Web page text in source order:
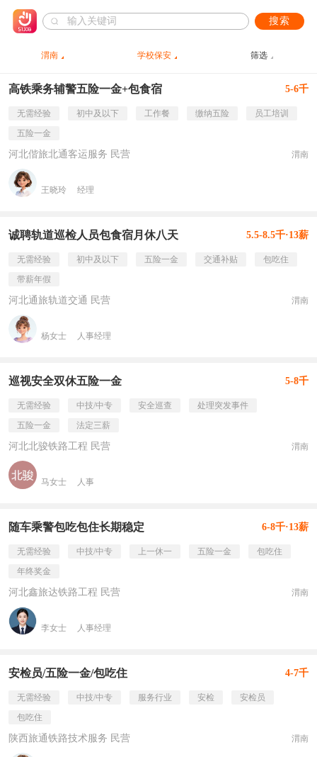
搜索
渭南 学校保安 筛选
高铁乘务辅警五险一金+包食宿 5-6千
无需经验 初中及以下 工作餐 缴纳五险
员工培训
五险一金
河北偕旅北通客运服务 民营 渭南
王晓玲 经理
诚聘轨道巡检人员包食宿月休八天 5.5-8.5千·13薪
无需经验 初中及以下 五险一金 交通补贴
包吃住
带薪年假
河北通旅轨道交通 民营 渭南
杨女士 人事经理
巡视安全双休五险一金 5-8千
无需经验 中技/中专 安全巡查
处理突发事件
五险一金
法定三薪
河北北骏铁路工程 民营 渭南
马女士 人事
随车乘警包吃包住长期稳定 6-8千·13薪
无需经验 中技/中专 上一休一 五险一金
包吃住
年终奖金
河北鑫旅达铁路工程 民营 渭南
李女士 人事经理
安检员/五险一金/包吃住 4-7千
无需经验 中技/中专 服务行业 安检
安检员
包吃住
陕西旅通铁路技术服务 民营 渭南